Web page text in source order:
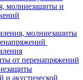
молниезащиты и
молниезащиты
от перенапряжений
и акустической